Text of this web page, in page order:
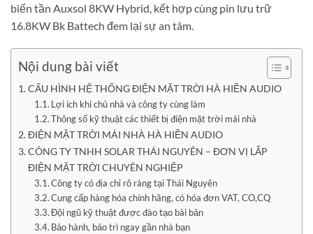
biến tần Auxsol 8KW Hybrid, kết hợp cùng pin lưu trữ
16.8KW Bk Battech đem lại sự an tâm.
Nội dung bài viết
CẤU HÌNH HỆ THỐNG ĐIỆN MẶT TRỜI HÀ HIỀN AUDIO
Lợi ích khi chủ nhà và công ty cùng làm
Thông số kỹ thuật các thiết bị điện mặt trời mái nhà
ĐIỆN MẶT TRỜI MÁI NHÀ HÀ HIỀN AUDIO
CÔNG TY TNHH SOLAR THÁI NGUYÊN – ĐƠN VỊ LẮP
ĐIỆN MẶT TRỜI CHUYÊN NGHIỆP
Công ty có địa chỉ rõ ràng tại Thái Nguyên
Cung cấp hàng hóa chính hãng, có hóa đơn VAT, CO,CQ
Đội ngũ kỹ thuật được đào tạo bài bản
Bảo hành, bảo trì ngay gần nhà bạn